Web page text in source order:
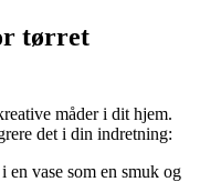
tørret
måder i dit hjem.
det i din indretning:
en vase som en smuk og